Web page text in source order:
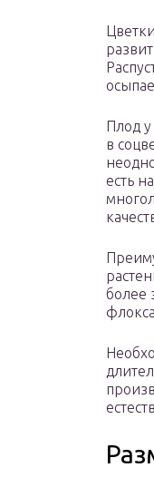
Плод
в
есть
более